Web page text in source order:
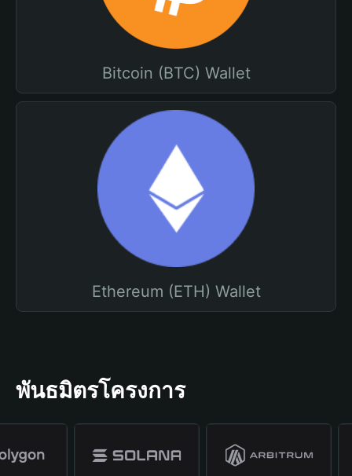
Bitcoin (BTC) Wallet
Ethereum (ETH) Wallet
พันธมิตรโครงการ